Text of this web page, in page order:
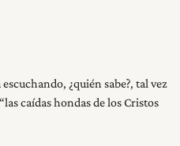
¿quién sabe?, tal vez
caídas hondas de los Cristos